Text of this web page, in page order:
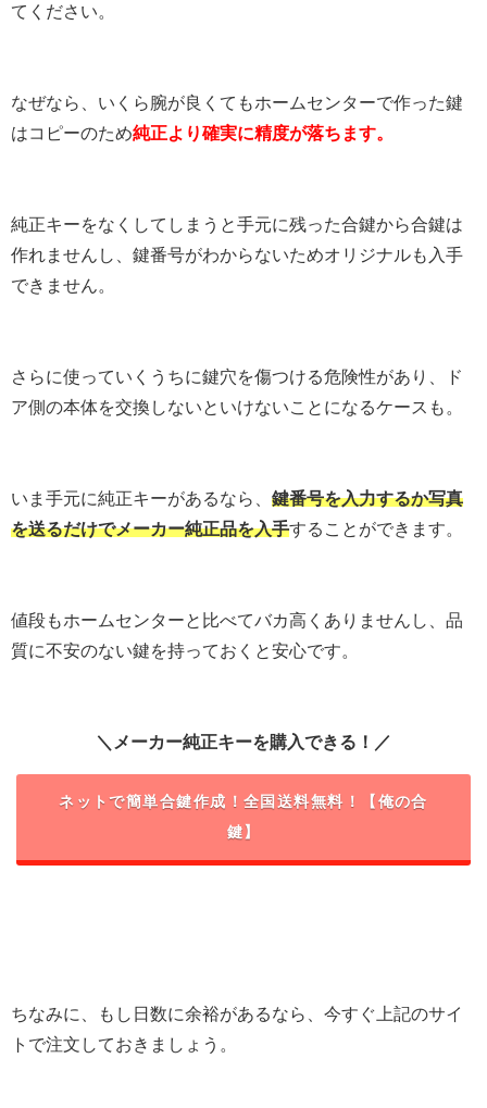
てください。
なぜなら、いくら腕が良くてもホームセンターで作った鍵
はコピーのため純正より確実に精度が落ちます。
純正キーをなくしてしまうと手元に残った合鍵から合鍵は
作れませんし、鍵番号がわからないためオリジナルも入手
できません。
さらに使っていくうちに鍵穴を傷つける危険性があり、ド
ア側の本体を交換しないといけないことになるケースも。
いま手元に純正キーがあるなら、 鍵番号を入力するか写真
を送るだけでメーカー純正品を入手することができます。
値段もホームセンターと比べてバカ高くありませんし、品
質に不安のない鍵を持っておくと安心です。
＼メーカー純正キーを購入できる！／
ネットで簡単合鍵作成！全国送料無料！【俺の合
鍵】
ちなみに、もし日数に余裕があるなら、今すぐ上記のサイ
トで注文しておきましょう。